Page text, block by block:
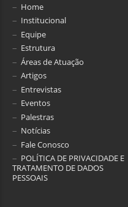
Home
Institucional
Equipe
Estrutura
Áreas de Atuação
Artigos
Entrevistas
Eventos
Palestras
Notícias
Fale Conosco
POLÍTICA DE PRIVACIDADE E
TRATAMENTO DE DADOS
PESSOAIS